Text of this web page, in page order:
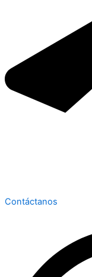
Contáctanos